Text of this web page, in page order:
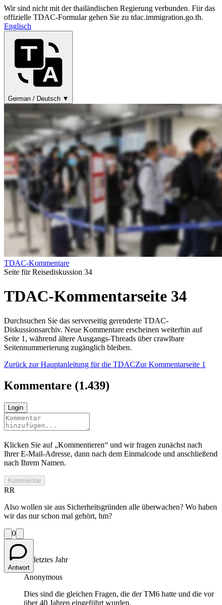
Wir sind nicht mit der thailändischen Regierung verbunden. Für das
offizielle TDAC-Formular gehen Sie zu tdac.immigration.go.th.
Englisch
German / Deutsch ▼
TDAC-Kommentare
Seite für Reisediskussion 34
TDAC-Kommentarseite 34
Durchsuchen Sie das serverseitig gerenderte TDAC-
Diskussionsarchiv. Neue Kommentare erscheinen weiterhin auf
Seite 1, während ältere Ausgangs-Threads über crawlbare
Seitennummerierung zugänglich bleiben.
Zurück zur Hauptanleitung für die TDACZur Kommentarseite 1
Kommentare (1.439)
Login
Klicken Sie auf „Kommentieren“ und wir fragen zunächst nach
Ihrer E-Mail-Adresse, dann nach dem Einmalcode und anschließend
nach Ihrem Namen.
Kommentar
RR
Also wollen sie aus Sicherheitsgründen alle überwachen? Wo haben
wir das nur schon mal gehört, hm?
0
Antwort
letztes Jahr
Anonymous
Dies sind die gleichen Fragen, die der TM6 hatte und die vor
über 40 Jahren eingeführt wurden.